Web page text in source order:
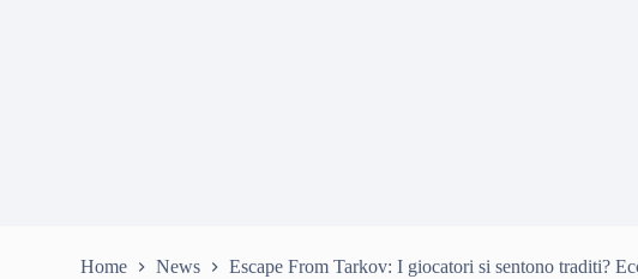
Home News Escape From Tarkov: I giocatori si sentono traditi?